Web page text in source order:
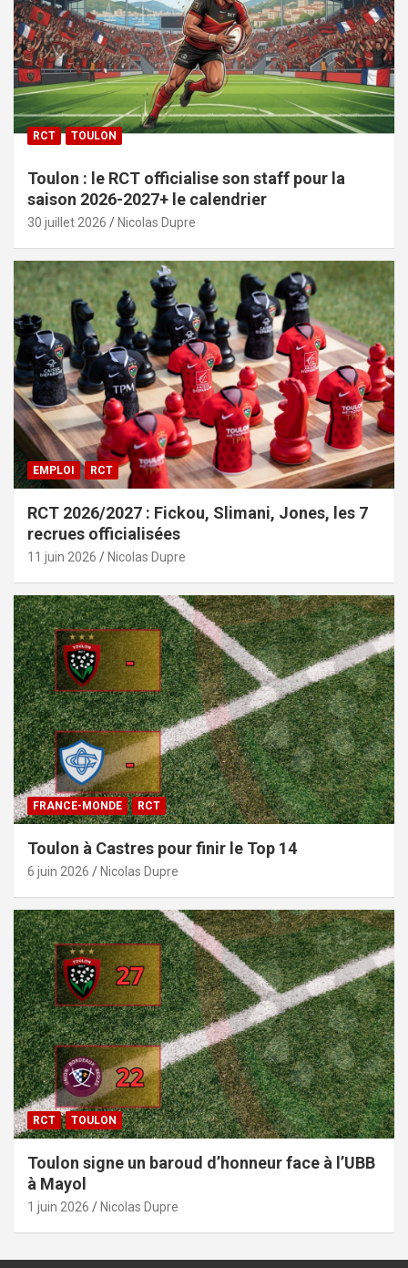
RCT TOULON
Toulon : le RCT officialise son staff pour la
saison 2026-2027+ le calendrier
30 juillet 2026 Nicolas Dupre
EMPLOI RCT
RCT 2026/2027 : Fickou, Slimani, Jones, les 7
recrues officialisées
11 juin 2026 Nicolas Dupre
FRANCE-MONDE RCT
Toulon à Castres pour finir le Top 14
6 juin 2026 Nicolas Dupre
RCT TOULON
Toulon signe un baroud d’honneur face à l’UBB
à Mayol
1 juin 2026 Nicolas Dupre